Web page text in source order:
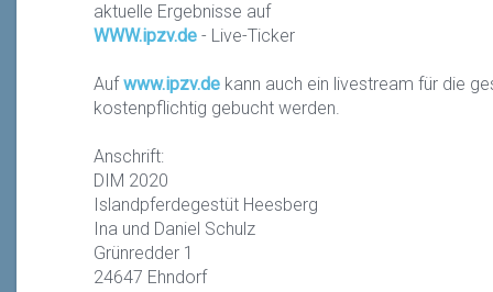
aktuelle Ergebnisse auf
WWW.ipzv.de - Live-Ticker
Aufwww.ipzv.de kann auch ein livestream für die
kostenpflichtig gebucht werden.
Anschrift:
DIM 2020
Islandpferdegestüt Heesberg
Ina und Daniel Schulz
Grünredder 1
24647 Ehndorf